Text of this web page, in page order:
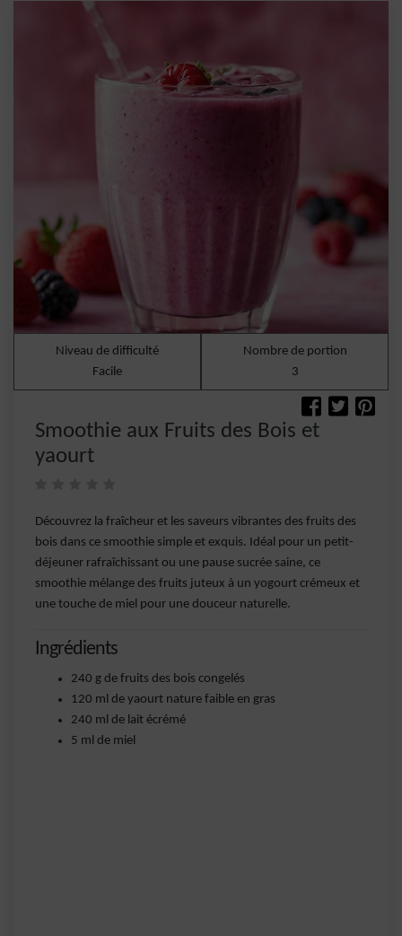
Niveau de difficulté
Facile
Nombre de portion
3
Smoothie aux Fruits des Bois et
yaourt
Découvrez la fraîcheur et les saveurs vibrantes des fruits des
bois dans ce smoothie simple et exquis. Idéal pour un petit-
déjeuner rafraîchissant ou une pause sucrée saine, ce
smoothie mélange des fruits juteux à un yogourt crémeux et
une touche de miel pour une douceur naturelle.
Ingrédients
240 g de fruits des bois congelés
120 ml de yaourt nature faible en gras
240 ml de lait écrémé
5 ml de miel